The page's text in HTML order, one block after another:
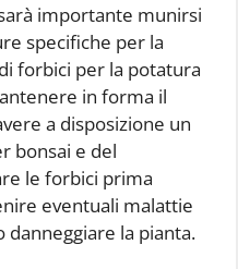
importante munirsi
specifiche per la
forbici per la potatura
in forma il
a disposizione un
bonsai e del
le forbici prima
eventuali malattie
la pianta.